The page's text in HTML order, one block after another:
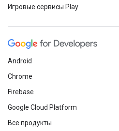
Игровые сервисы Play
Android
Chrome
Firebase
Google Cloud Platform
Все продукты